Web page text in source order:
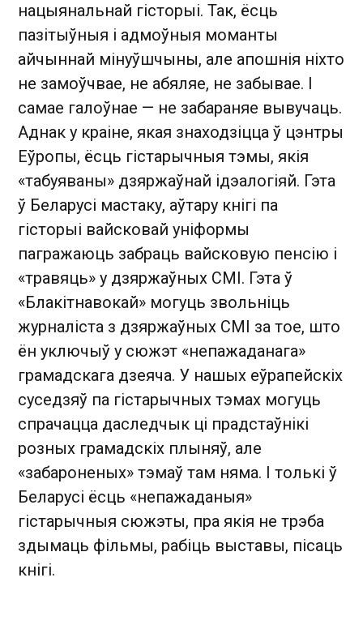
нацыянальнай гісторыі. Так, ёсць
пазітыўныя і адмоўныя моманты
айчыннай мінуўшчыны, але апошнія ніхто
не замоўчвае, не абяляе, не забывае. І
самае галоўнае — не забараняе вывучаць.
Аднак у краіне, якая знаходзіцца ў цэнтры
Еўропы, ёсць гістарычныя тэмы, якія
«табуяваны» дзяржаўнай ідэалогіяй. Гэта
ў Беларусі мастаку, аўтару кнігі па
гісторыі вайсковай уніформы
пагражаюць забраць вайсковую пенсію і
«травяць» у дзяржаўных СМІ. Гэта ў
«Блакітнавокай» могуць звольніць
журналіста з дзяржаўных СМІ за тое, што
ён уключыў у сюжэт «непажаданага»
грамадскага дзеяча. У нашых еўрапейскіх
суседзяў па гістарычных тэмах могуць
спрачацца даследчык ці прадстаўнікі
розных грамадскіх плыняў, але
«забароненых» тэмаў там няма. І толькі ў
Беларусі ёсць «непажаданыя»
гістарычныя сюжэты, пра якія не трэба
здымаць фільмы, рабіць выставы, пісаць
кнігі.